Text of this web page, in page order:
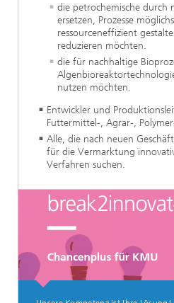
die petrochemische durch
ersetzen, Prozesse
ressourceneffizient
reduzieren möchten.
die für nachhaltige
nutzen möchten.
Entwickler und
Futtermittel-, Agrar-,
Alle, die nach neuen
für die Vermarktung
Verfahren suchen.